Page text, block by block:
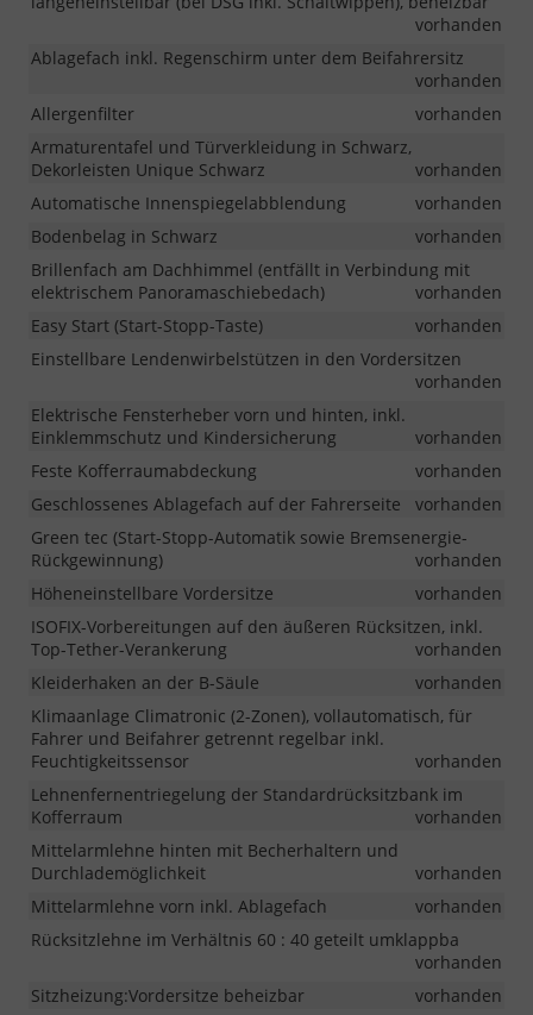
vorhanden
Ablagefach inkl. Regenschirm unter dem Beifahrersitz
vorhanden
Allergenfilter
vorhanden
Armaturentafel und Türverkleidung in Schwarz,
Dekorleisten Unique Schwarz
vorhanden
Automatische Innenspiegelabblendung
vorhanden
Bodenbelag in Schwarz
vorhanden
Brillenfach am Dachhimmel (entfällt in Verbindung mit
elektrischem Panoramaschiebedach)
vorhanden
Easy Start (Start-Stopp-Taste)
vorhanden
Einstellbare Lendenwirbelstützen in den Vordersitzen
vorhanden
Elektrische Fensterheber vorn und hinten, inkl.
Einklemmschutz und Kindersicherung
vorhanden
Feste Kofferraumabdeckung
vorhanden
Geschlossenes Ablagefach auf der Fahrerseite
vorhanden
Green tec (Start-Stopp-Automatik sowie Bremsenergie-
Rückgewinnung)
vorhanden
Höheneinstellbare Vordersitze
vorhanden
ISOFIX-Vorbereitungen auf den äußeren Rücksitzen, inkl.
Top-Tether-Verankerung
vorhanden
Kleiderhaken an der B-Säule
vorhanden
Klimaanlage Climatronic (2-Zonen), vollautomatisch, für
Fahrer und Beifahrer getrennt regelbar inkl.
Feuchtigkeitssensor
vorhanden
Lehnenfernentriegelung der Standardrücksitzbank im
Kofferraum
vorhanden
Mittelarmlehne hinten mit Becherhaltern und
Durchlademöglichkeit
vorhanden
Mittelarmlehne vorn inkl. Ablagefach
vorhanden
Rücksitzlehne im Verhältnis 60 : 40 geteilt umklappba
vorhanden
Sitzheizung:Vordersitze beheizbar
vorhanden